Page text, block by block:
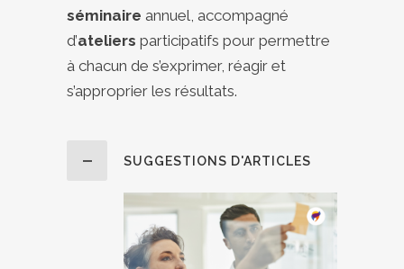
séminaire annuel, accompagné
d’ateliers participatifs pour permettre
à chacun de s’exprimer, réagir et
s’approprier les résultats.
SUGGESTIONS D'ARTICLES